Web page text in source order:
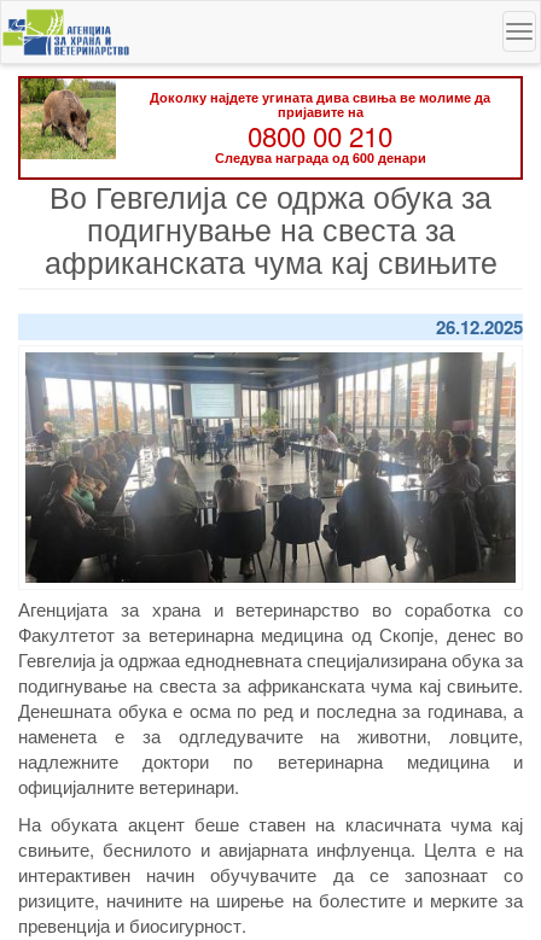
Skip
to
main
content
Доколку најдете угината дива свиња ве молиме да
пријавите на
0800 00 210
Следува награда од 600 денари
Во Гевгелија се одржа обука за
подигнување на свеста за
африканската чума кај свињите
26.12.2025
Агенцијата за храна и ветеринарство во соработка со
Факултетот за ветеринарна медицина од Скопје, денес во
Гевгелија ја одржаа еднодневната специјализирана обука за
подигнување на свеста за африканската чума кај свињите.
Денешната обука е осма по ред и последна за годинава, а
наменета е за одгледувачите на животни, ловците,
надлежните доктори по ветеринарна медицина и
официјалните ветеринари.
На обуката акцент беше ставен на класичната чума кај
свињите, беснилото и авијарната инфлуенца. Целта е на
интерактивен начин обучувачите да се запознаат со
ризиците, начините на ширење на болестите и мерките за
превенција и биосигурност.